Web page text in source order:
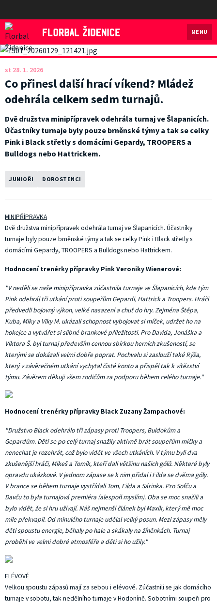
Florbal Židenice
MENU
st 28. 1. 2026
Co přinesl další hrací víkend? Mládež
odehrála celkem sedm turnajů.
Dvě družstva minipřípravek odehrála turnaj ve Šlapanicích.
Účastníky turnaje byly pouze brněnské týmy a tak se celky
Pink i Black střetly s domácími Gepardy, TROOPERS a
Bulldogs nebo Hattrickem.
JUNIOŘI DOROSTENCI
MINIPŘÍPRAVKA
Dvě družstva minipřípravek odehrála turnaj ve Šlapanicích. Účastníky
turnaje byly pouze brněnské týmy a tak se celky Pink i Black střetly s
domácími Gepardy, TROOPERS a Bulldogs nebo Hattrickem.
Hodnocení trenérky přípravky Pink Veroniky Wienerové:
"V neděli se naše minipřípravka zúčastnila turnaje ve Šlapanicích, kde tým
Pink odehrál tři utkání proti soupeřům Gepardi, Hattrick a Troopers. Hráči
předvedli bojovný výkon, velké nasazení a chuť do hry. Zejména Štěpa,
Kuba, Miky a Viky M. ukázali schopnost vybojovat si míček, udržet ho na
hokejce a vytvářet si slibné brankové příležitosti. Pro Davida, Jonáška a
Viktora Š. byl turnaj především cennou sbírkou herních zkušeností, se
kterými se dokázali velmi dobře poprat. Pochvalu si zaslouží také Rýša,
který v závěrečném utkání vychytal čisté konto a přispěl tak k vítězství
týmu. Závěrem děkuji všem rodičům za podporu během celého turnaje."
Hodnocení trenérky přípravky Black Zuzany Žampachové:
"Družstvo Black odehrálo tři zápasy proti Troopers, Buldokům a
Gepardům. Děti se po celý turnaj snažily aktivně brát soupeřům míčky a
nenechat je rozehrát, což bylo vidět ve všech utkáních. V týmu byli dva
zkušenější hráči, Mikeš a Tomík, kteří dali většinu našich gólů. Některé byly
opravdu ukázkové. V jednom zápase se k nim přidal i Filda se dvěma góly.
V brance se během turnaje vystřídali Tom, Filda a Sárinka. Pro Sofču a
Davču to byla turnajová premiéra (alespoň myslím). Oba se moc snažili a
bylo vidět, že si hru užívají. Náš nejmenší článek byl Maxík, který mě moc
mile překvapil. Od minulého turnaje udělal velký posun. Mezi zápasy měly
děti spoustu energie, běhaly po hale a skákaly na žíněnkách. Turnaj
proběhl ve velmi dobré atmosféře a děti si ho užily."
ELÉVOVÉ
Velkou spoustu zápasů mají za sebou i elévové. Zúčastnili se jak domácího
turnaje v sobotu, tak nedělního turnaje v Hodoníně. Sobotními soupeři pro